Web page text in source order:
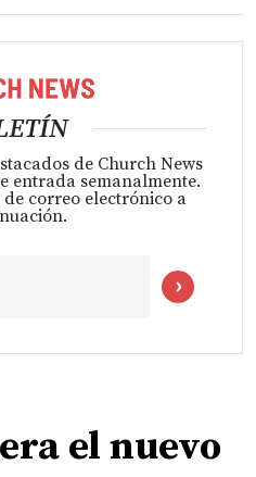
de Church News
entrada semanalmente.
correo electrónico a
el nuevo